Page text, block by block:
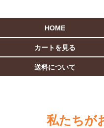
HOME
カートを見る
送料について
私たちが